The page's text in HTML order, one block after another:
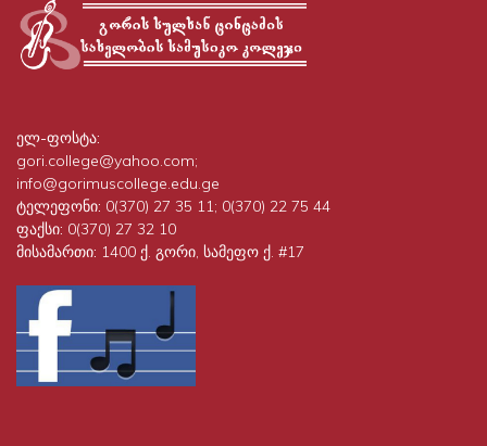
ელ-ფოსტა:
gori.college@yahoo.com;
info@gorimuscollege.edu.ge
ტელეფონი: 0(370) 27 35 11; 0(370) 22 75 44
ფაქსი: 0(370) 27 32 10
მისამართი: 1400 ქ. გორი, სამეფო ქ. #17